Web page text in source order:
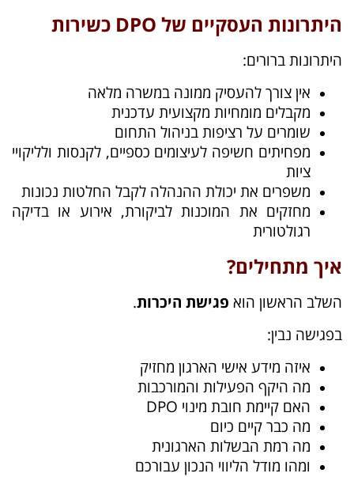
היתרונות העסקיים של DPO כשירות
היתרונות ברורים:
אין צורך להעסיק ממונה במשרה מלאה
מקבלים מומחיות מקצועית עדכנית
שומרים על רציפות בניהול התחום
מפחיתים חשיפה לעיצומים כספיים, לקנסות ולליקויי
ציות
משפרים את יכולת ההנהלה לקבל החלטות נכונות
מחזקים את המוכנות לביקורת, אירוע או בדיקה
רגולטורית
איך מתחילים?
השלב הראשון הוא פגישת היכרות.
בפגישה נבין:
איזה מידע אישי הארגון מחזיק
מה היקף הפעילות והמורכבות
האם קיימת חובת מינוי DPO
מה כבר קיים כיום
מה רמת הבשלות הארגונית
ומהו מודל הליווי הנכון עבורכם